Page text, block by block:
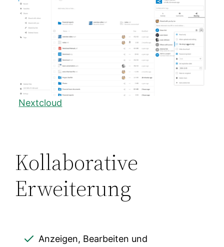
Nextcloud
Kollaborative
Erweiterung
Anzeigen, Bearbeiten und